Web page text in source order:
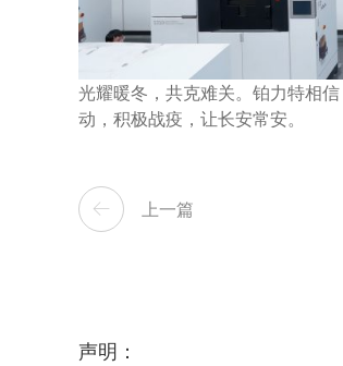
光耀暖冬，共克难关。铂力特相
动，积极战疫，让长安常安。
上一篇
声明：